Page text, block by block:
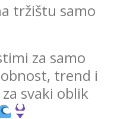
tržištu samo
za samo
trend i
svaki oblik